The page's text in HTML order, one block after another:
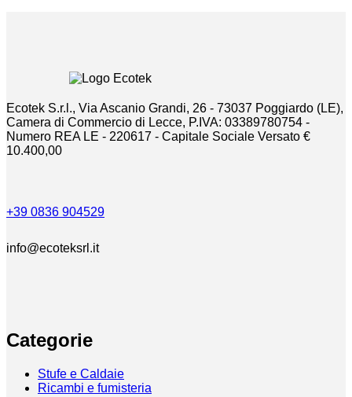
Ecotek S.r.l., Via Ascanio Grandi, 26 - 73037 Poggiardo (LE),
Camera di Commercio di Lecce, P.IVA: 03389780754 -
Numero REA LE - 220617 - Capitale Sociale Versato €
10.400,00
+39 0836 904529
info@ecoteksrl.it
Categorie
Stufe e Caldaie
Ricambi e fumisteria